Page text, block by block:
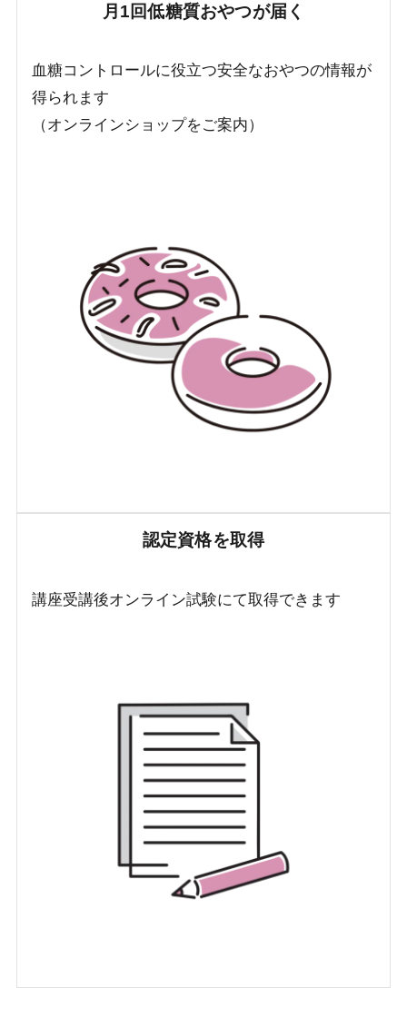
月1回低糖質おやつが届く
血糖コントロールに役立つ安全なおやつの情報が
得られます
（オンラインショップをご案内）
認定資格を取得
講座受講後オンライン試験にて取得できます